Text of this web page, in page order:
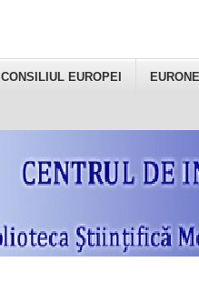
CONSILIUL EUROPEI